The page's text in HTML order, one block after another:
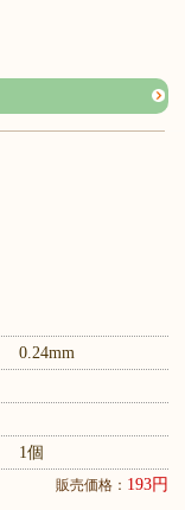
0.24mm
1個
販売価格： 193円